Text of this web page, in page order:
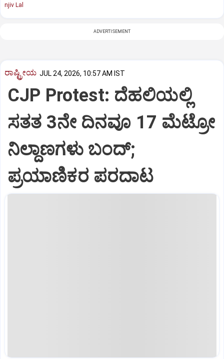
njiv Lal
ADVERTISEMENT
ರಾಷ್ಟ್ರೀಯ JUL 24, 2026, 10:57 AM IST
CJP Protest: ದೆಹಲಿಯಲ್ಲಿ
ಸತತ 3ನೇ ದಿನವೂ 17 ಮೆಟ್ರೋ
ನಿಲ್ದಾಣಗಳು ಬಂದ್;
ಪ್ರಯಾಣಿಕರ ಪರದಾಟ